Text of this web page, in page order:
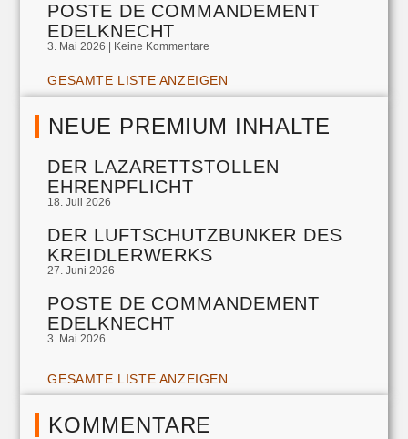
POSTE DE COMMANDEMENT
EDELKNECHT
3. Mai 2026 Keine Kommentare
GESAMTE LISTE ANZEIGEN
NEUE PREMIUM INHALTE
DER LAZARETTSTOLLEN
EHRENPFLICHT
18. Juli 2026
DER LUFTSCHUTZBUNKER DES
KREIDLERWERKS
27. Juni 2026
POSTE DE COMMANDEMENT
EDELKNECHT
3. Mai 2026
GESAMTE LISTE ANZEIGEN
KOMMENTARE